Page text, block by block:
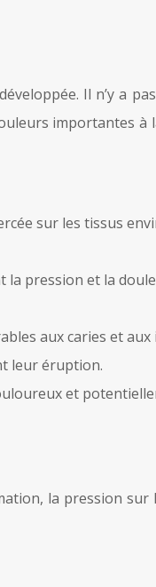
Il n’y a
importantes à
sur les tissus
pression et la
aux caries et
leur éruption.
et
la pression